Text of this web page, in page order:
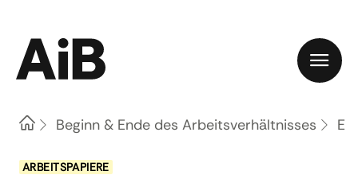
HomeBeginn & Ende des Arbeitsverhältnisses
ARBEITSPAPIERE